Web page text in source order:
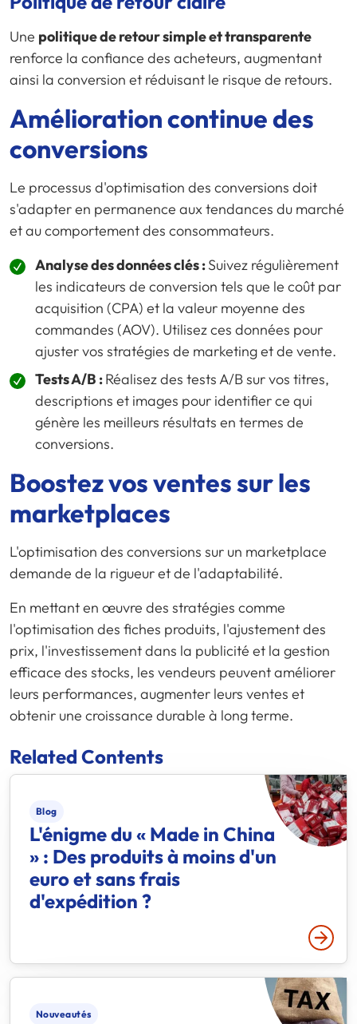
Une politique de retour simple et transparente
renforce la confiance des acheteurs, augmentant
ainsi la conversion et réduisant le risque de retours.
Amélioration continue des
conversions
Le processus d'optimisation des conversions doit
s'adapter en permanence aux tendances du marché
et au comportement des consommateurs.
Analyse des données clés :Suivez régulièrement
les indicateurs de conversion tels que le coût par
acquisition (CPA) et la valeur moyenne des
commandes (AOV). Utilisez ces données pour
ajuster vos stratégies de marketing et de vente.
Tests A/B :Réalisez des tests A/B sur vos titres,
descriptions et images pour identifier ce qui
génère les meilleurs résultats en termes de
conversions.
Boostez vos ventes sur les
marketplaces
L'optimisation des conversions sur un marketplace
demande de la rigueur et de l'adaptabilité.
En mettant en œuvre des stratégies comme
l'optimisation des fiches produits, l'ajustement des
prix, l'investissement dans la publicité et la gestion
efficace des stocks, les vendeurs peuvent améliorer
leurs performances, augmenter leurs ventes et
obtenir une croissance durable à long terme.
Related Contents
Blog
L'énigme du « Made in China
» : Des produits à moins d'un
euro et sans frais
d'expédition ?
Lire
Nouveautés